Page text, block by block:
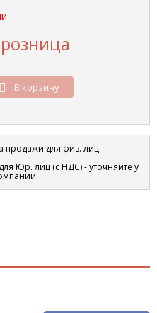
розница
В корзину
продажи для физ. лиц
Юр. лиц (с НДС) - уточняйте у